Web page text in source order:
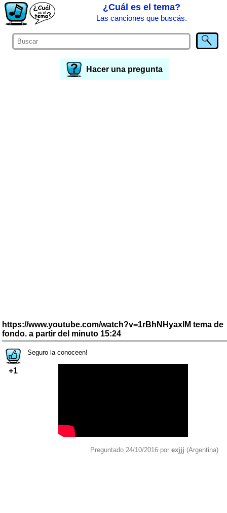
¿Cuál es el tema?
Las canciones que buscás.
Hacer una pregunta
https://www.youtube.com/watch?v=1rBhNHyaxlM tema de
fondo. a partir del minuto 15:24
+1
Seguro la conoceen!
Preguntado 24/10/2016 por exjjj (Argentina)